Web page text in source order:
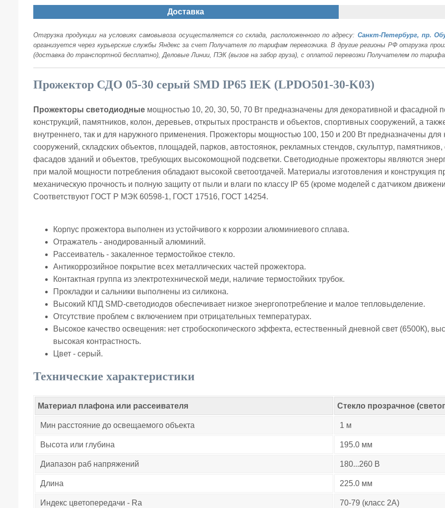
Доставка
Отгрузка продукции на условиях самовывоза осуществляется со склада, расположенного по адресу: Санкт-Петербург, пр.
организуется через курьерские службы Яндекс за счет Получателя по тарифам перевозчика. В другие регионы РФ отгрузка
(доставка до транспортной бесплатно), Деловые Линии, ПЭК (вызов на забор груза), с оплатой перевозки Получателем по
Прожектор СДО 05-30 серый SMD IP65 IEK (LPDO501-30-K03)
Прожекторы светодиодные мощностью 10, 20, 30, 50, 70 Вт предназначены для декоративной и фасадной
конструкций, памятников, колон, деревьев, открытых пространств и объектов, спортивных сооружений, а
внутреннего, так и для наружного применения. Прожекторы мощностью 100, 150 и 200 Вт предназначены
сооружений, складских объектов, площадей, парков, автостоянок, рекламных стендов, скульптур,
фасадов зданий и объектов, требующих высокомощной подсветки. Светодиодные прожекторы являются
при малой мощности потребления обладают высокой светоотдачей. Материалы изготовления и
механическую прочность и полную защиту от пыли и влаги по классу IP 65 (кроме моделей с датчиком
Соответствуют ГОСТ Р МЭК 60598-1, ГОСТ 17516, ГОСТ 14254.
Корпус прожектора выполнен из устойчивого к коррозии алюминиевого сплава.
Отражатель - анодированный алюминий.
Рассеиватель - закаленное термостойкое стекло.
Антикоррозийное покрытие всех металлических частей прожектора.
Контактная группа из электротехнической меди, наличие термостойких трубок.
Прокладки и сальники выполнены из силикона.
Высокий КПД SMD-светодиодов обеспечивает низкое энергопотребление и малое тепловыделение.
Отсутствие проблем с включением при отрицательных температурах.
Высокое качество освещения: нет стробоскопического эффекта, естественный дневной свет (6500К),
высокая контрастность.
Цвет - серый.
Технические характеристики
Материал плафона или рассеивателя Стекло прозрачное
Мин расстояние до освещаемого объекта 1 м
Высота или глубина 195.0 мм
Диапазон раб напряжений 180...260 В
Длина 225.0 мм
Индекс цветопередачи - Ra 70-79 (класс 2A)